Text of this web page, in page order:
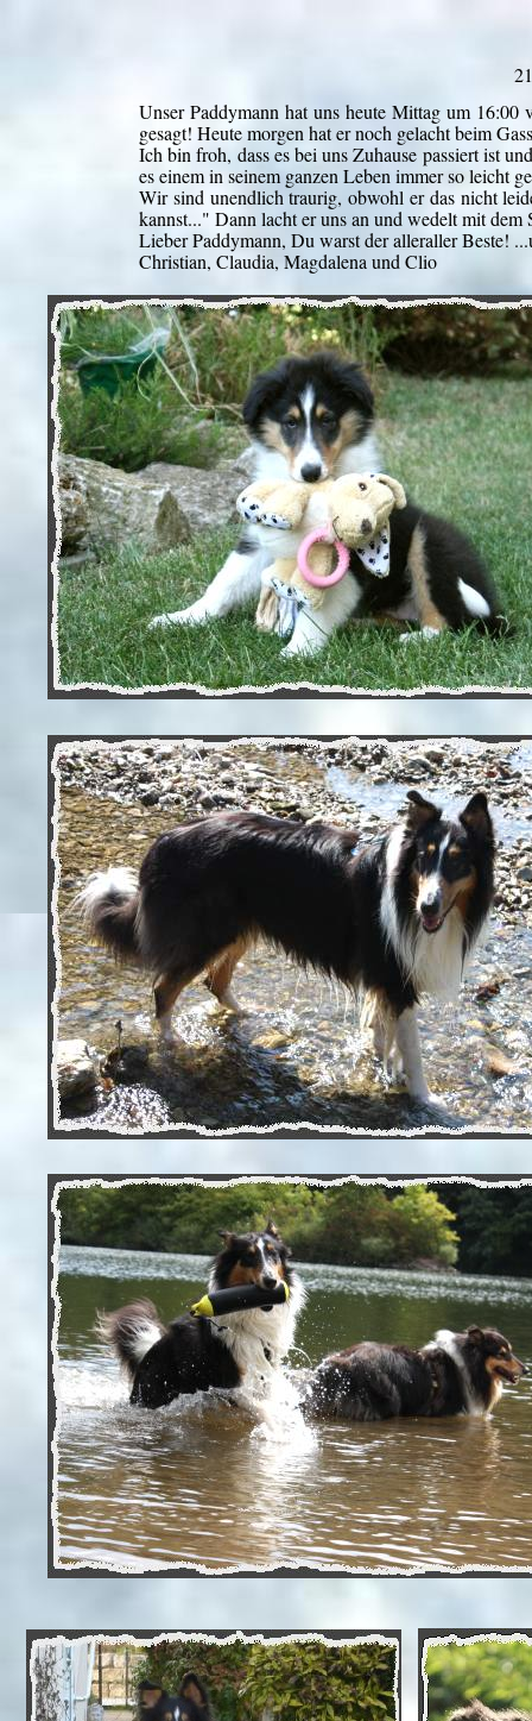
Unser Paddymann hat uns heute Mittag um
gesagt! Heute morgen hat er noch gelacht beim
Ich bin froh, dass es bei uns Zuhause passiert ist
es einem in seinem ganzen Leben immer so leicht
Wir sind unendlich traurig, obwohl er das nicht
kannst..." Dann lacht er uns an und wedelt mit dem
Lieber Paddymann, Du warst der alleraller Beste!
Christian, Claudia, Magdalena und Clio